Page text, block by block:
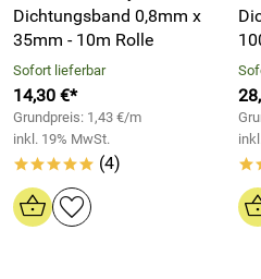
Wenn sich also Dehnungsfugen
Kaminanschlüssen, bewegen,
plastisch bleibende Butyl des
Butyldichtungsbandes diese
weiterhin dauerhaft und sorgt
der Fugen.
Aluminium-Butyl
Dichtungsband 0,8mm x
35mm - 10m Rolle
Sofort lieferbar
14,30 €*
Grundpreis: 1,43 €/m
inkl. 19% MwSt.
***** (4)